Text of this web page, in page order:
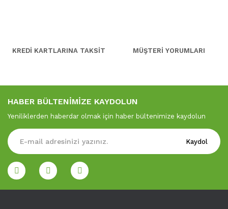
KREDİ KARTLARINA TAKSİT MÜŞTERİ YORUMLARI
HABER BÜLTENİMİZE KAYDOLUN
Yeniliklerden haberdar olmak için haber bültenimize kaydolun
Kaydol